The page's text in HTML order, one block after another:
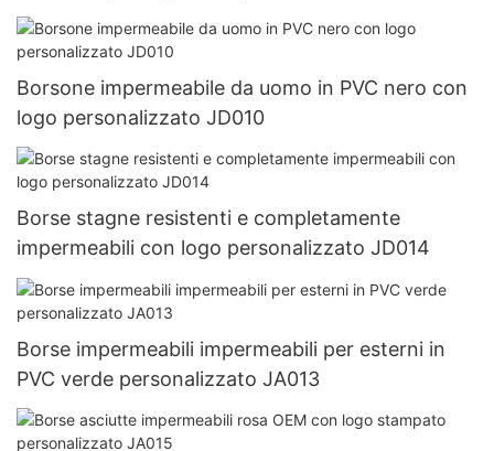
sportiva impermeabile in telone PVC con logo
personalizzato, borsa da viaggio impermeabile
Borsone impermeabile da uomo in PVC nero con
logo personalizzato JD010
Borse stagne resistenti e completamente
impermeabili con logo personalizzato JD014
Borse impermeabili impermeabili per esterni in
PVC verde personalizzato JA013